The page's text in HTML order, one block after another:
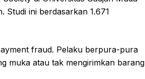
Studi ini berdasarkan 1.671
fraud. Pelaku berpura-pura
muka atau tak mengirimkan barang